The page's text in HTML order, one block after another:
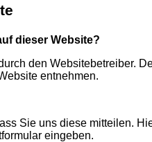
dieser Website?
den Websitebetreiber.
entnehmen.
Sie uns diese mitteilen.
eingeben.